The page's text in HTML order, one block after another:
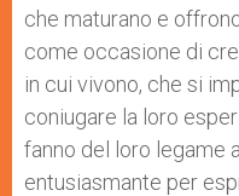
che maturano e
come occasione di
in cui vivono, che si
coniugare la loro
fanno del loro legame
entusiasmante per